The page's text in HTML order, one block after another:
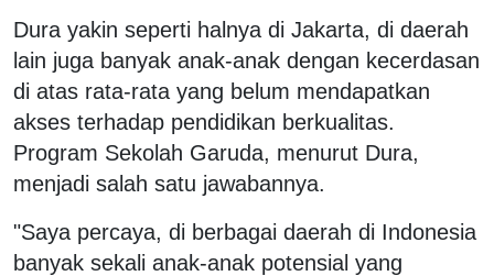
Dura yakin seperti halnya di Jakarta, di daerah
lain juga banyak anak-anak dengan kecerdasan
di atas rata-rata yang belum mendapatkan
akses terhadap pendidikan berkualitas.
Program Sekolah Garuda, menurut Dura,
menjadi salah satu jawabannya.
"Saya percaya, di berbagai daerah di Indonesia
banyak sekali anak-anak potensial yang